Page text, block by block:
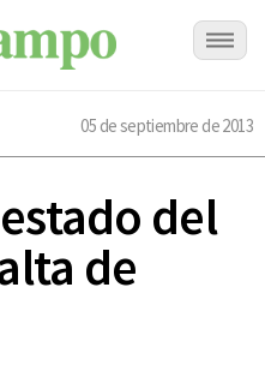
05 de septiembre de 2013
del
de